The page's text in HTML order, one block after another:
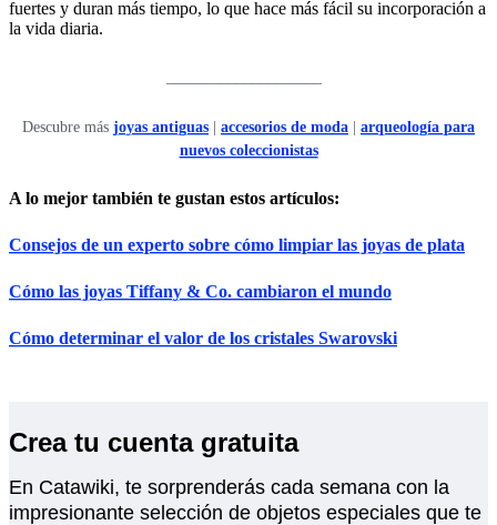
fuertes y duran más tiempo, lo que hace más fácil su incorporación a
la vida diaria.
Descubre más joyas antiguas accesorios de moda
arqueología para
nuevos coleccionistas
A lo mejor también te gustan estos artículos:
Consejos de un experto sobre cómo limpiar las joyas de plata
Cómo las joyas Tiffany & Co. cambiaron el mundo
Cómo determinar el valor de los cristales Swarovski
Crea tu cuenta gratuita
En Catawiki, te sorprenderás cada semana con la
impresionante selección de objetos especiales que te